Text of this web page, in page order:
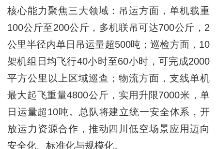
核心能力聚焦三大领域：吊运方面，单机载重
100公斤至200公斤，多机联吊可达700公斤，2
公里半径内单日吊运量超500吨；巡检方面，10
架机组日均飞行40小时至60小时，可完成2000
平方公里以上区域巡查；物流方面，支线单机
最大起飞重量4800公斤，实用升限7000米，单
日运量超10吨。总队将建立统一安全体系，开
放运力资源合作，推动四川低空场景应用迈向
安全化、标准化与规模化。